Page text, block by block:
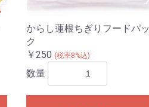
からし蓮根ちぎりフードパッ
ク
￥250 (税率8%込)
数量